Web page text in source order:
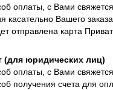
оплаты, с Вами
касательно Вашего заказа.
отправлена карта
(для юридических лиц)
оплаты, с Вами
получения счета для